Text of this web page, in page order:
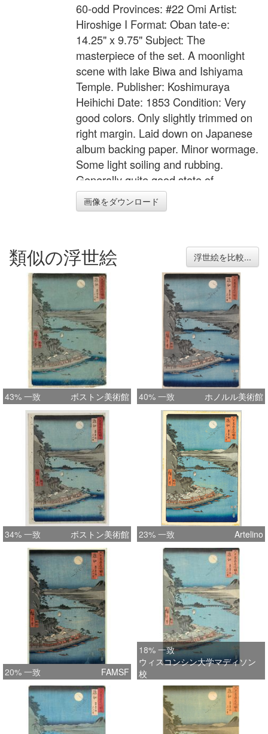
60-odd Provinces: #22 Omi Artist:
Hiroshige I Format: Oban tate-e:
14.25" x 9.75" Subject: The
masterpiece of the set. A moonlight
scene with lake Biwa and Ishiyama
Temple. Publisher: Koshimuraya
Heihichi Date: 1853 Condition: Very
good colors. Only slightly trimmed on
right margin. Laid down on Japanese
album backing paper. Minor wormage.
Some light soiling and rubbing.
Generally quite good state of
preservation. Impression: Very good
画像をダウンロード
類似の浮世絵 浮世絵を比較...
43% 一致 ボストン美術館 40% 一致 ホノルル美術館
34% 一致 ボストン美術館 23% 一致 Artelino
20% 一致 FAMSF
18% 一致
ウィスコンシン大学マディソン
校